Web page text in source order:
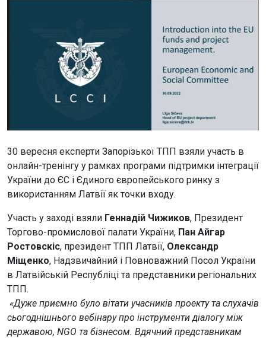
30 вересня експерти Запорізької ТПП взяли участь в
онлайн-тренінгу у рамках програми підтримки інтеграції
України до ЄС і Єдиного європейського ринку з
використанням Латвії як точки входу.
Участь у заході взяли Геннадій Чижиков, Президент
Торгово-промислової палати України, Пан Айгар
Ростовскіс, президент ТПП Латвії, Олександр
Міщенко, Надзвичайний і Повноважний Посол України
в Латвійській Республіці та представники регіональних
ТПП.
«Дуже приємно було вітати учасників проекту та слухачів
сьогоднішнього вебінару про інструменти діалогу між
державою, NGO та бізнесом. Вдячний представникам